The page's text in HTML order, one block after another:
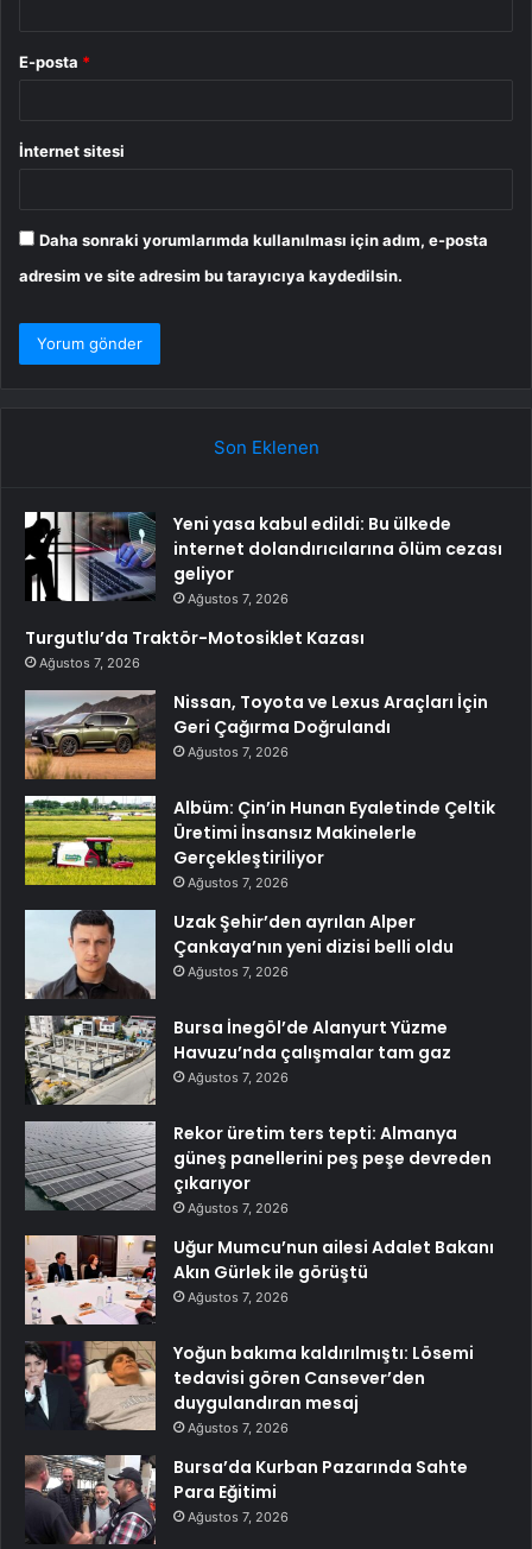
E-posta *
İnternet sitesi
Daha sonraki yorumlarımda kullanılması için adım, e-posta
adresim ve site adresim bu tarayıcıya kaydedilsin.
Son Eklenen
Yeni yasa kabul edildi: Bu ülkede
internet dolandırıcılarına ölüm cezası
geliyor
Ağustos 7, 2026
Turgutlu’da Traktör-Motosiklet Kazası
Ağustos 7, 2026
Nissan, Toyota ve Lexus Araçları İçin
Geri Çağırma Doğrulandı
Ağustos 7, 2026
Albüm: Çin’in Hunan Eyaletinde Çeltik
Üretimi İnsansız Makinelerle
Gerçekleştiriliyor
Ağustos 7, 2026
Uzak Şehir’den ayrılan Alper
Çankaya’nın yeni dizisi belli oldu
Ağustos 7, 2026
Bursa İnegöl’de Alanyurt Yüzme
Havuzu’nda çalışmalar tam gaz
Ağustos 7, 2026
Rekor üretim ters tepti: Almanya
güneş panellerini peş peşe devreden
çıkarıyor
Ağustos 7, 2026
Uğur Mumcu’nun ailesi Adalet Bakanı
Akın Gürlek ile görüştü
Ağustos 7, 2026
Yoğun bakıma kaldırılmıştı: Lösemi
tedavisi gören Cansever’den
duygulandıran mesaj
Ağustos 7, 2026
Bursa’da Kurban Pazarında Sahte
Para Eğitimi
Ağustos 7, 2026